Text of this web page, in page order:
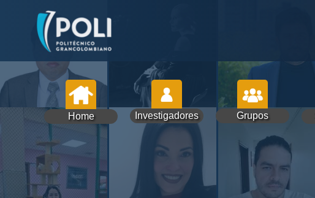
Home Investigadores Grupos